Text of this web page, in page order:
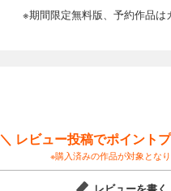
※期間限定無料版、予約作品は
＼ レビュー投稿でポイント
※購入済みの作品が対象とな